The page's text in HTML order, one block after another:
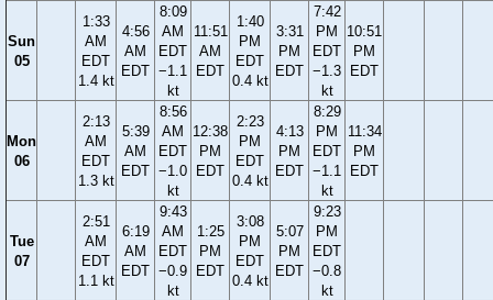
Sun
05
1:33
AM
EDT
1.4 kt
4:56
AM
EDT
8:09
AM
EDT
−1.1
kt
11:51
AM
EDT
1:40
PM
EDT
0.4 kt
3:31
PM
EDT
7:42
PM
EDT
−1.3
kt
10:51
PM
EDT
Mon
06
2:13
AM
EDT
1.3 kt
5:39
AM
EDT
8:56
AM
EDT
−1.0
kt
12:38
PM
EDT
2:23
PM
EDT
0.4 kt
4:13
PM
EDT
8:29
PM
EDT
−1.1
kt
11:34
PM
EDT
Tue
07
2:51
AM
EDT
1.1 kt
6:19
AM
EDT
9:43
AM
EDT
−0.9
kt
1:25
PM
EDT
3:08
PM
EDT
0.4 kt
5:07
PM
EDT
9:23
PM
EDT
−0.8
kt